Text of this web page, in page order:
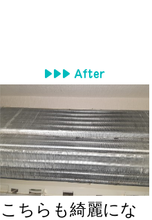
こちらも綺麗にな